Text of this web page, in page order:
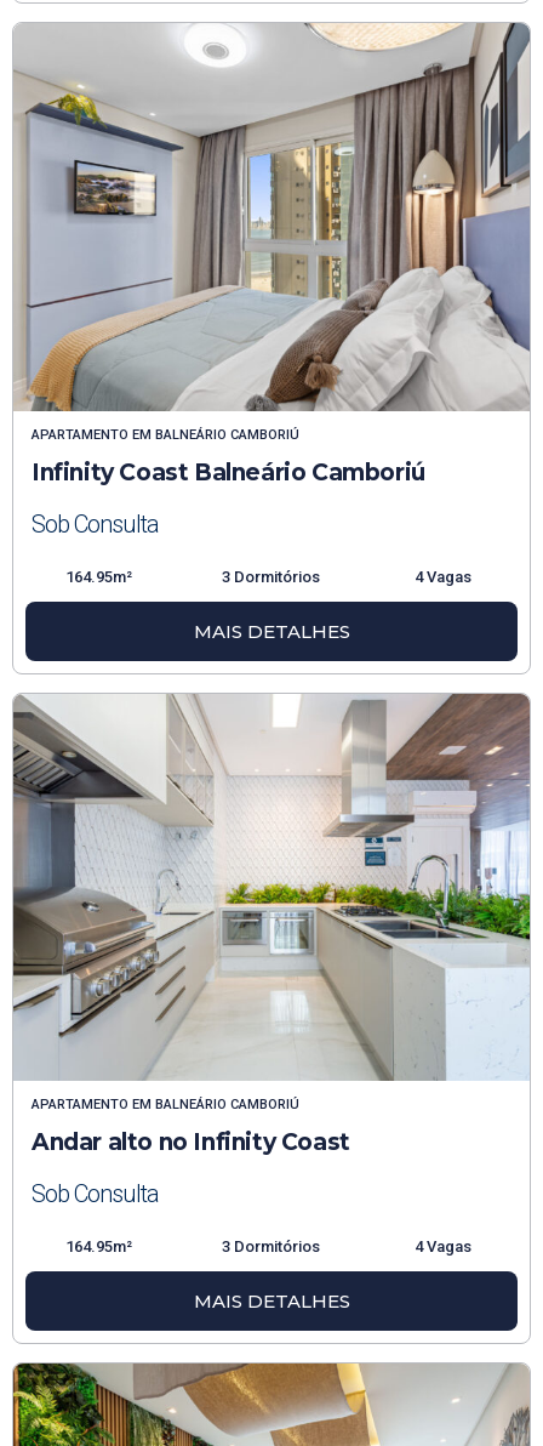
APARTAMENTO EM BALNEÁRIO CAMBORIÚ
Infinity Coast Balneário Camboriú
Sob Consulta
164.95m² 3 Dormitórios 4 Vagas
MAIS DETALHES
APARTAMENTO EM BALNEÁRIO CAMBORIÚ
Andar alto no Infinity Coast
Sob Consulta
164.95m² 3 Dormitórios 4 Vagas
MAIS DETALHES